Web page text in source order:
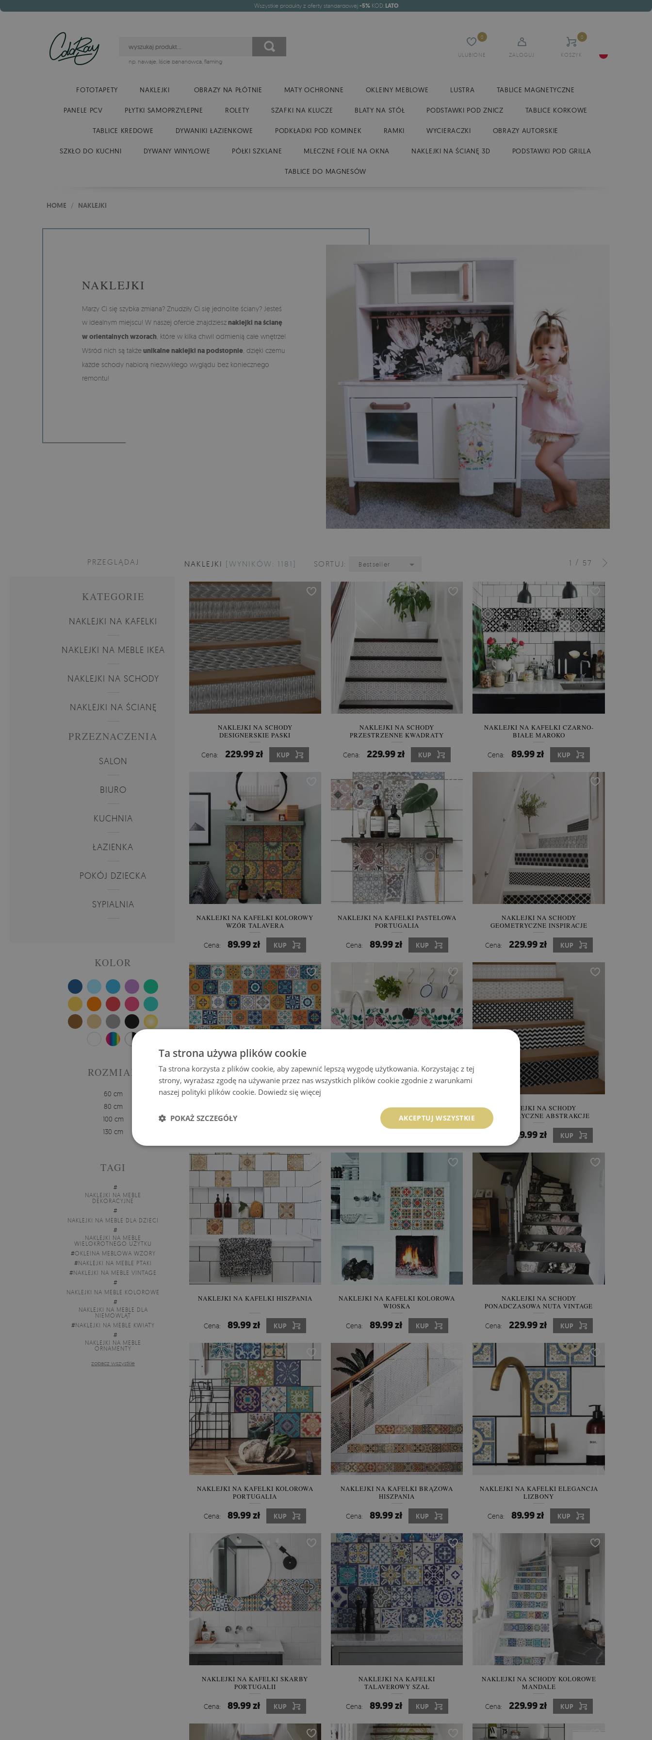
Wszystkie produkty z oferty standardowej -5%KOD:LATO
ULUBIONE
0
ZALOGUJ KOSZYK
0
np. hawaje, liście bananowca, flaming
FOTOTAPETY NAKLEJKI OBRAZY NA PŁÓTNIE MATY OCHRONNE OKLEINY MEBLOWE LUSTRA TABLICE MAGNETYCZNE
PANELE PCV PŁYTKI SAMOPRZYLEPNE ROLETY SZAFKI NA KLUCZE BLATY NA STÓŁ PODSTAWKI POD ZNICZ TABLICE KORKOWE
TABLICE KREDOWE DYWANIKI ŁAZIENKOWE PODKŁADKI POD KOMINEK RAMKI WYCIERACZKI OBRAZY AUTORSKIE
SZKŁO DO KUCHNI DYWANY WINYLOWE PÓŁKI SZKLANE MLECZNE FOLIE NA OKNA NAKLEJKI NA ŚCIANĘ 3D PODSTAWKI POD GRILLA
TABLICE DO MAGNESÓW
HOME / NAKLEJKI
NAKLEJKI
Marzy Ci się szybka zmiana? Znudziły Ci się jednolite ściany? Jesteś
w idealnym miejscu! W naszej ofercie znajdziesznaklejki na ścianę
w orientalnych wzorach , które w kilka chwil odmienią całe wnętrze!
Wśród nich są takżeunikalne naklejki na podstopnie , dzięki czemu
każde schody nabiorą niezwykłego wyglądu bez koniecznego
remontu!
PRZEGLĄDAJ
KATEGORIE
NAKLEJKI NA KAFELKI
NAKLEJKI NA MEBLE IKEA
NAKLEJKI NA SCHODY
NAKLEJKI NA ŚCIANĘ
PRZEZNACZENIA
SALON
BIURO
KUCHNIA
ŁAZIENKA
POKÓJ DZIECKA
SYPIALNIA
KOLOR
ROZMIAR
60 cm
80 cm
100 cm
130 cm
TAGI
#
NAKLEJKI NA MEBLE
DEKORACYJNE
#
NAKLEJKI NA MEBLE DLA DZIECI
#
NAKLEJKI NA MEBLE
WIELOKROTNEGO UŻYTKU
#OKLEINA MEBLOWA WZORY
#NAKLEJKI NA MEBLE PTAKI
#NAKLEJKI NA MEBLE VINTAGE
#
NAKLEJKI NA MEBLE KOLOROWE
#
NAKLEJKI NA MEBLE DLA
NIEMOWLĄT
#NAKLEJKI NA MEBLE KWIATY
#
NAKLEJKI NA MEBLE
ORNAMENTY
zobacz wszystkie
1 / 57
NAKLEJKI [WYNIKÓW: 1181] SORTUJ: Bestseller
NAKLEJKI NA SCHODY
DESIGNERSKIE PASKI
Cena: 229.99 zł KUP
NAKLEJKI NA SCHODY
PRZESTRZENNE KWADRATY
Cena: 229.99 zł KUP
NAKLEJKI NA KAFELKI CZARNO-
BIAŁE MAROKO
Cena: 89.99 zł KUP
NAKLEJKI NA KAFELKI KOLOROWY
WZÓR TALAVERA
Cena: 89.99 zł KUP
NAKLEJKI NA KAFELKI PASTELOWA
PORTUGALIA
Cena: 89.99 zł KUP
NAKLEJKI NA SCHODY
GEOMETRYCZNE INSPIRACJE
Cena: 229.99 zł KUP
PORTUGALIA PEŁNIA ŻYCIA
NAKLEJKI NA KAFELKI RÓŻE
NAKLEJKI NA SCHODY
GEOMETRYCZNE ABSTRAKCJE
229.99 zł KUP
NAKLEJKI NA KAFELKI HISZPANIA
Cena: 89.99 zł KUP
NAKLEJKI NA KAFELKI KOLOROWA
WIOSKA
Cena: 89.99 zł KUP
NAKLEJKI NA SCHODY
PONADCZASOWA NUTA VINTAGE
Cena: 229.99 zł KUP
NAKLEJKI NA KAFELKI KOLOROWA
PORTUGALIA
Cena: 89.99 zł KUP
NAKLEJKI NA KAFELKI BRĄZOWA
HISZPANIA
Cena: 89.99 zł KUP
NAKLEJKI NA KAFELKI ELEGANCJA
LIZBONY
Cena: 89.99 zł KUP
NAKLEJKI NA KAFELKI SKARBY
PORTUGALII
Cena: 89.99 zł KUP
NAKLEJKI NA KAFELKI
TALAVEROWY SZAŁ
Cena: 89.99 zł KUP
NAKLEJKI NA SCHODY KOLOROWE
MANDALE
Cena: 229.99 zł KUP
Ta strona używa plików cookie
Ta strona korzysta z plików cookie, aby zapewnić lepszą wygodę użytkowania. Korzystając z tej
strony, wyrażasz zgodę na używanie przez nas wszystkich plików cookie zgodnie z warunkami
naszej polityki plików cookie. Dowiedz się więcej
AKCEPTUJ WSZYSTKIE
POKAŻ SZCZEGÓŁY